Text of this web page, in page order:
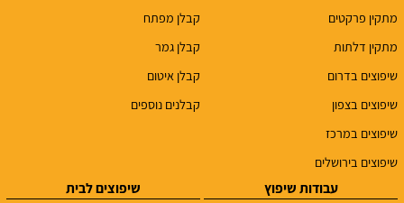
מתקין פרקטים
מתקין דלתות
שיפוצים בדרום
שיפוצים בצפון
שיפוצים במרכז
שיפוצים בירושלים
קבלן מפתח
קבלן גמר
קבלן איטום
קבלנים נוספים
עבודות שיפוץ שיפוצים לבית